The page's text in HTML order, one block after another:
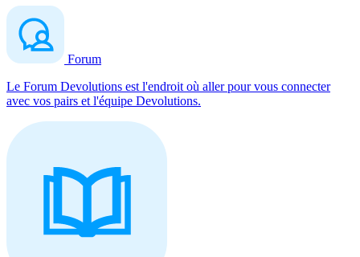
Forum
Le Forum Devolutions est l'endroit où aller pour vous connecter
avec vos pairs et l'équipe Devolutions.